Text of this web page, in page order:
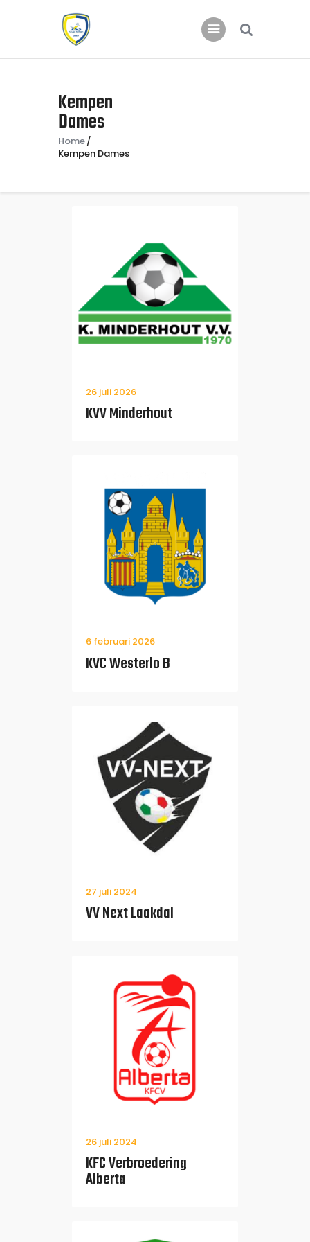
Kempen
Dames
Home
Kempen Dames
Nieuws
Jeugd
26 juli 2026
KVV Minderhout
6 februari 2026
KVC Westerlo B
27 juli 2024
VV Next Laakdal
26 juli 2024
KFC Verbroedering
Alberta